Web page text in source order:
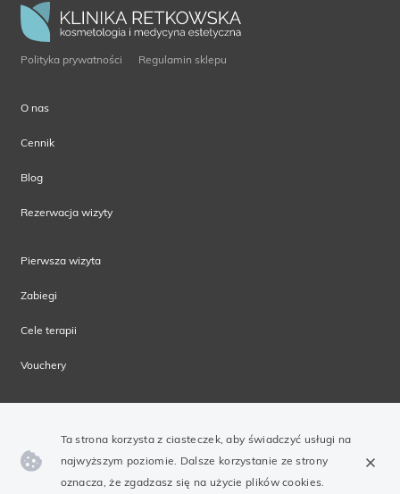
Polityka prywatności Regulamin sklepu
O nas
Cennik
Blog
Rezerwacja wizyty
Pierwsza wizyta
Zabiegi
Cele terapii
Vouchery
Ta strona korzysta z ciasteczek, aby świadczyć usługi na
najwyższym poziomie. Dalsze korzystanie ze strony
oznacza, że zgadzasz się na użycie plików cookies.